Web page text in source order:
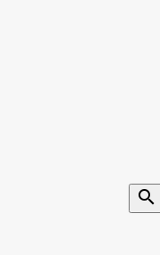
search